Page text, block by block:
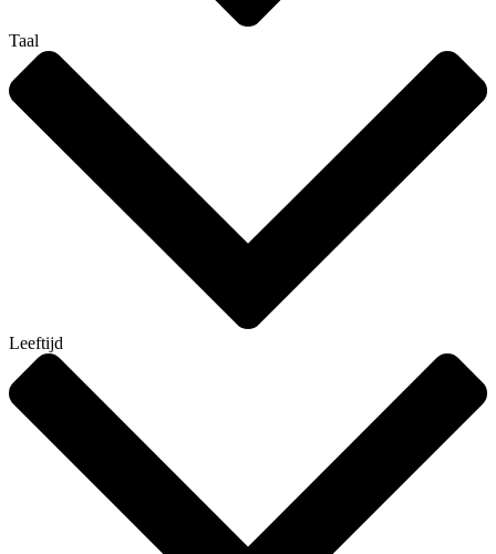
Taal
Leeftijd